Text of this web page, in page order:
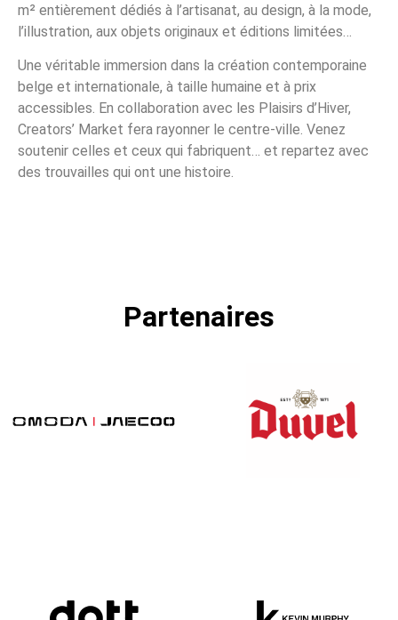
m² entièrement dédiés à l’artisanat, au design, à la mode,
l’illustration, aux objets originaux et éditions limitées…
Une véritable immersion dans la création contemporaine
belge et internationale, à taille humaine et à prix
accessibles. En collaboration avec les Plaisirs d’Hiver,
Creators’ Market fera rayonner le centre-ville. Venez
soutenir celles et ceux qui fabriquent… et repartez avec
des trouvailles qui ont une histoire.
Partenaires